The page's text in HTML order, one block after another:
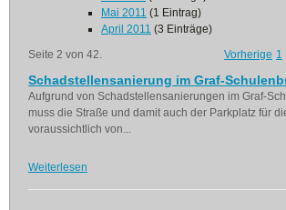
Mai 2011 (1 Eintrag)
April 2011 (3 Einträge)
Seite 2 von 42.
Vorherige 1
Schadstellensanierung im Graf-
Aufgrund von Schadstellensanierungen im Graf-
muss die Straße und damit auch der Parkplatz für
voraussichtlich von...
Weiterlesen